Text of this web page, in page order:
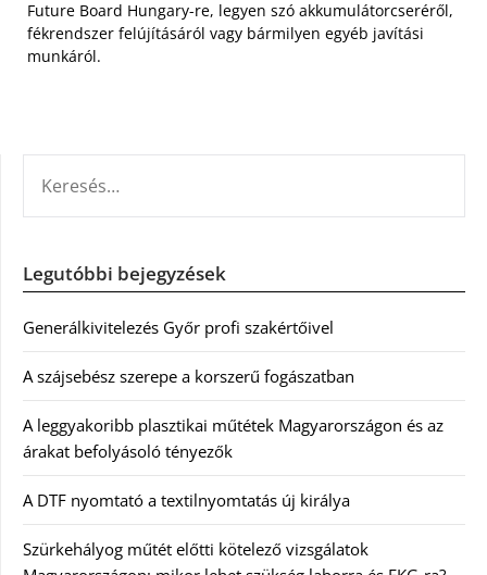
Future Board Hungary-re, legyen szó akkumulátorcseréről,
fékrendszer felújításáról vagy bármilyen egyéb javítási
munkáról.
Legutóbbi bejegyzések
Generálkivitelezés Győr profi szakértőivel
A szájsebész szerepe a korszerű fogászatban
A leggyakoribb plasztikai műtétek Magyarországon és az
árakat befolyásoló tényezők
A DTF nyomtató a textilnyomtatás új királya
Szürkehályog műtét előtti kötelező vizsgálatok